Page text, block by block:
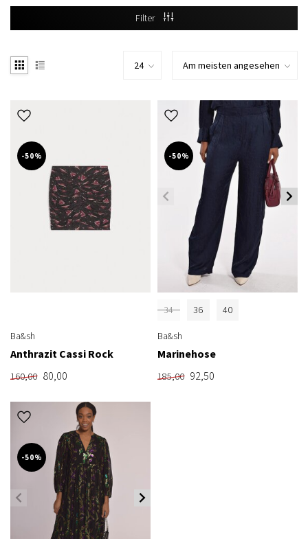
Filter
-50%
Ba&sh
Anthrazit Cassi Rock
160,00 80,00
-50%
34 36 40
Ba&sh
Marinehose
185,00 92,50
-50%